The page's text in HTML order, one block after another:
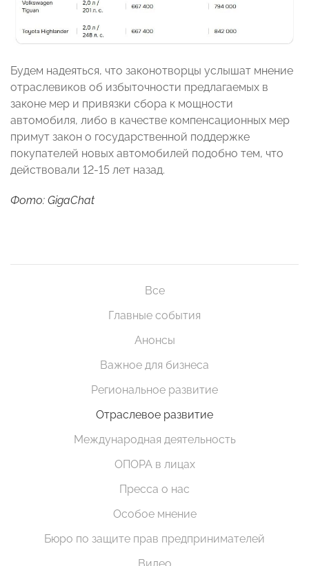
Будем надеяться, что законотворцы услышат мнение
отраслевиков об избыточности предлагаемых в
законе мер и привязки сбора к мощности
автомобиля, либо в качестве компенсационных мер
примут закон о государственной поддержке
покупателей новых автомобилей подобно тем, что
действовали 12-15 лет назад.
Фото: GigaChat
Все
Главные события
Анонсы
Важное для бизнеса
Региональное развитие
Отраслевое развитие
Международная деятельность
ОПОРА в лицах
Пресса о нас
Особое мнение
Бюро по защите прав предпринимателей